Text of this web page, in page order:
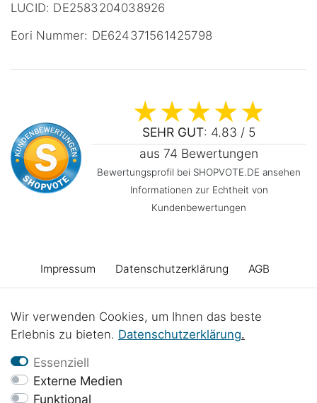
LUCID: DE2583204038926
Eori Nummer: DE624371561425798
SEHR GUT: 4.83 / 5
aus 74 Bewertungen
Bewertungsprofil bei SHOPVOTE.DE ansehen
Informationen zur Echtheit von
Kundenbewertungen
Impressum Daten­schutz­erklärung AGB
Barrierefreiheitserklärung Widerrufs­recht
Vertrag widerrufen
Wir verwenden Cookies, um Ihnen das beste
Erlebnis zu bieten. Daten­schutz­erklärung.
Essenziell
Externe Medien
Funktional